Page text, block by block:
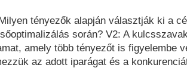
tényezők alapján választják ki a
során? V2: A
amely több tényezőt is figyelembe
az adott iparágat és a